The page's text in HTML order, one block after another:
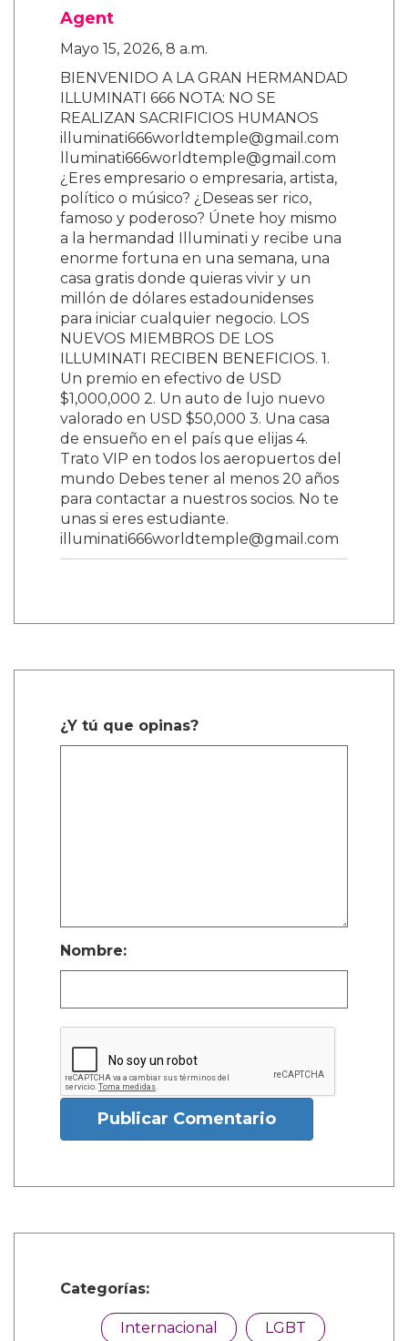
Agent
Mayo 15, 2026, 8 a.m.
BIENVENIDO A LA GRAN HERMANDAD
ILLUMINATI 666 NOTA: NO SE
REALIZAN SACRIFICIOS HUMANOS
illuminati666worldtemple@gmail.com
lluminati666worldtemple@gmail.com
¿Eres empresario o empresaria, artista,
político o músico? ¿Deseas ser rico,
famoso y poderoso? Únete hoy mismo
a la hermandad Illuminati y recibe una
enorme fortuna en una semana, una
casa gratis donde quieras vivir y un
millón de dólares estadounidenses
para iniciar cualquier negocio. LOS
NUEVOS MIEMBROS DE LOS
ILLUMINATI RECIBEN BENEFICIOS. 1.
Un premio en efectivo de USD
$1,000,000 2. Un auto de lujo nuevo
valorado en USD $50,000 3. Una casa
de ensueño en el país que elijas 4.
Trato VIP en todos los aeropuertos del
mundo Debes tener al menos 20 años
para contactar a nuestros socios. No te
unas si eres estudiante.
illuminati666worldtemple@gmail.com
¿Y tú que opinas?
Nombre:
Publicar Comentario
Categorías:
Internacional LGBT